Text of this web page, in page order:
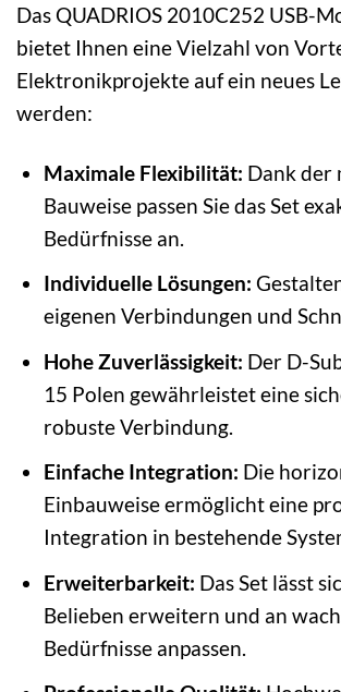
Das QUADRIOS 2010C252 USB-
bietet Ihnen eine Vielzahl von
Elektronikprojekte auf ein neues
werden:
Maximale Flexibilität: Dank der
Bauweise passen Sie das Set
Bedürfnisse an.
Individuelle Lösungen:
eigenen Verbindungen und
Hohe Zuverlässigkeit: Der D-
15 Polen gewährleistet eine
robuste Verbindung.
Einfache Integration: Die
Einbauweise ermöglicht eine
Integration in bestehende
Erweiterbarkeit: Das Set lässt
Belieben erweitern und an
Bedürfnisse anpassen.